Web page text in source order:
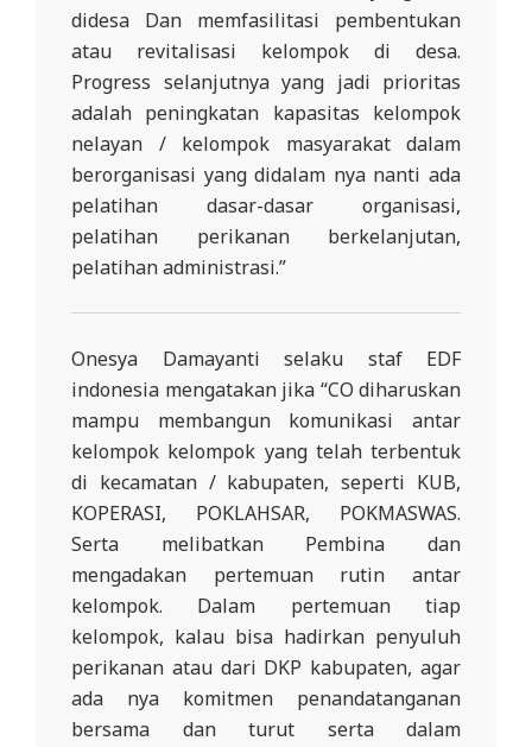
didesa Dan memfasilitasi pembentukan
atau revitalisasi kelompok di desa.
Progress selanjutnya yang jadi prioritas
adalah peningkatan kapasitas kelompok
nelayan / kelompok masyarakat dalam
berorganisasi yang didalam nya nanti ada
pelatihan dasar-dasar organisasi,
pelatihan perikanan berkelanjutan,
pelatihan administrasi.”
Onesya Damayanti selaku staf EDF
indonesia mengatakan jika “CO diharuskan
mampu membangun komunikasi antar
kelompok kelompok yang telah terbentuk
di kecamatan / kabupaten, seperti KUB,
KOPERASI, POKLAHSAR, POKMASWAS.
Serta melibatkan Pembina dan
mengadakan pertemuan rutin antar
kelompok. Dalam pertemuan tiap
kelompok, kalau bisa hadirkan penyuluh
perikanan atau dari DKP kabupaten, agar
ada nya komitmen penandatanganan
bersama dan turut serta dalam